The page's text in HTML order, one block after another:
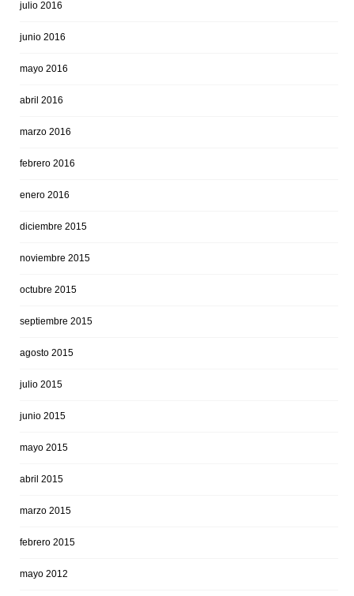
julio 2016
junio 2016
mayo 2016
abril 2016
marzo 2016
febrero 2016
enero 2016
diciembre 2015
noviembre 2015
octubre 2015
septiembre 2015
agosto 2015
julio 2015
junio 2015
mayo 2015
abril 2015
marzo 2015
febrero 2015
mayo 2012